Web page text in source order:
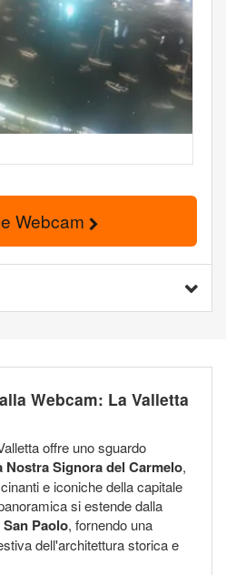
Webcam
Webcam: La Valletta
offre uno sguardo
Nostra Signora del Carmelo,
e iconiche della capitale
si estende dalla
Paolo, fornendo una
dell'architettura storica e